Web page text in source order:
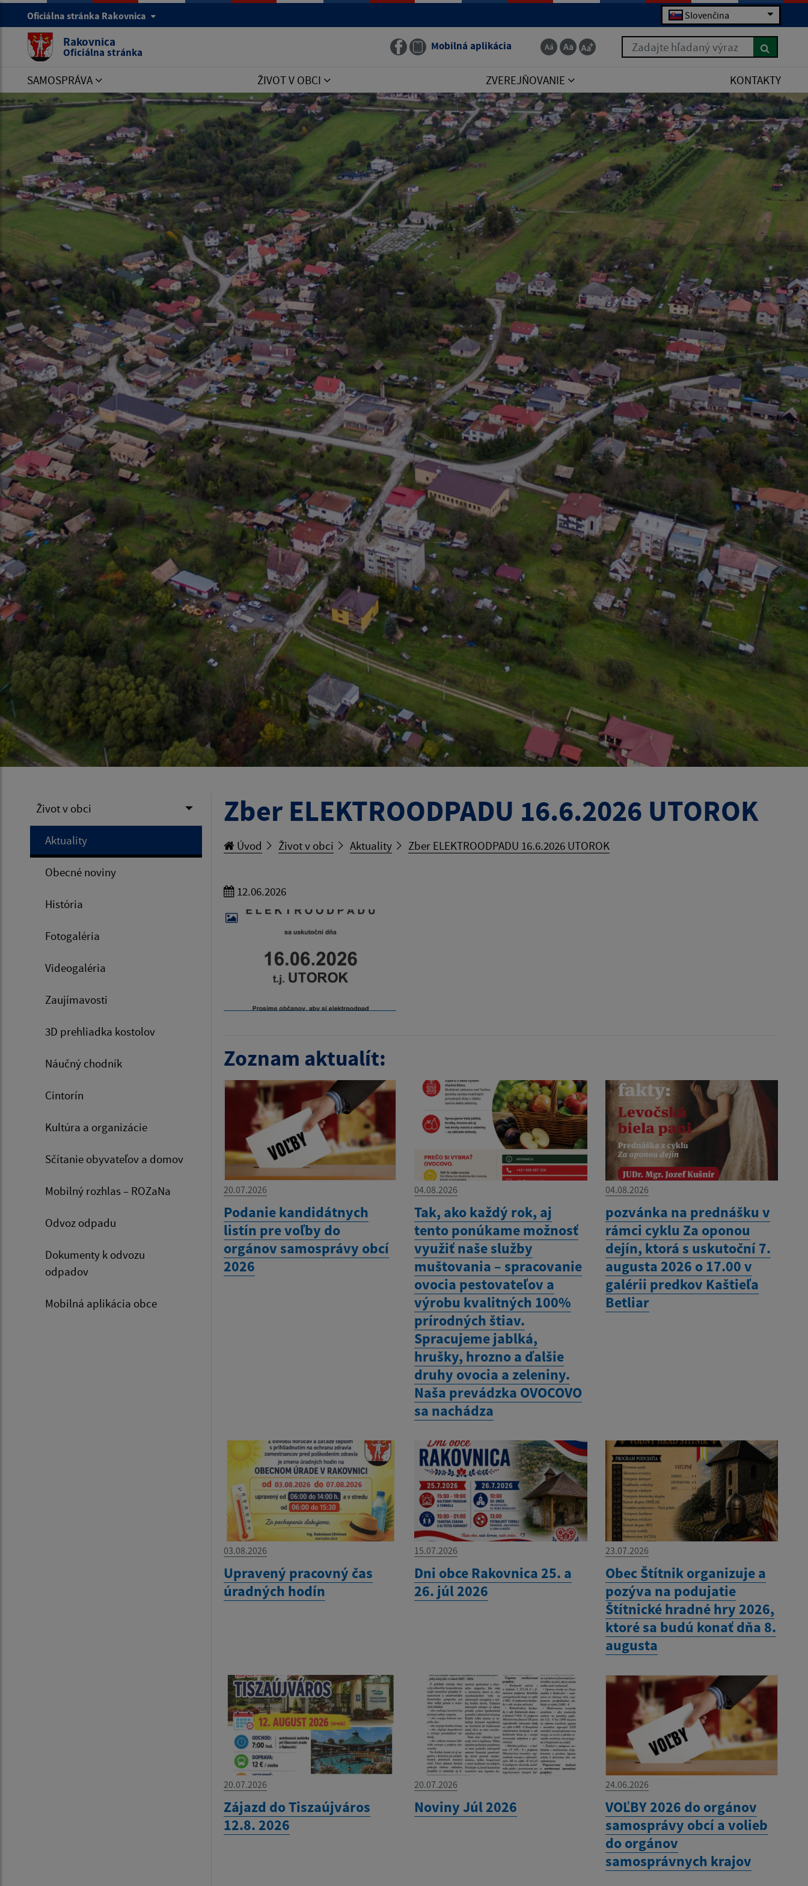
Oficiálna stránka Rakovnica Slovenčina
Rakovnica
Oficiálna stránka Mobilná aplikácia Zadajte hľadaný výraz
SAMOSPRÁVA ŽIVOT V OBCI ZVEREJŇOVANIE KONTAKTY
Život v obci
Aktuality
Obecné noviny
História
Fotogaléria
Videogaléria
Zaujímavosti
3D prehliadka kostolov
Náučný chodník
Cintorín
Kultúra a organizácie
Sčítanie obyvateľov a domov
Mobilný rozhlas – ROZaNa
Odvoz odpadu
Dokumenty k odvozu
odpadov
Mobilná aplikácia obce
Zber ELEKTROODPADU 16.6.2026 UTOROK
Úvod Život v obci Aktuality Zber ELEKTROODPADU 16.6.2026 UTOROK
12.06.2026
Zoznam aktualít:
20.07.2026
Podanie kandidátnych
listín pre voľby do
orgánov samosprávy obcí
2026
04.08.2026
Tak, ako každý rok, aj
tento ponúkame možnosť
využiť naše služby
muštovania – spracovanie
ovocia pestovateľov a
výrobu kvalitných 100%
prírodných štiav.
Spracujeme jablká,
hrušky, hrozno a ďalšie
druhy ovocia a zeleniny.
Naša prevádzka OVOCOVO
sa nachádza
04.08.2026
pozvánka na prednášku v
rámci cyklu Za oponou
dejín, ktorá s uskutoční 7.
augusta 2026 o 17.00 v
galérii predkov Kaštieľa
Betliar
03.08.2026
Upravený pracovný čas
úradných hodín
15.07.2026
Dni obce Rakovnica 25. a
26. júl 2026
23.07.2026
Obec Štítnik organizuje a
pozýva na podujatie
Štítnické hradné hry 2026,
ktoré sa budú konať dňa 8.
augusta
20.07.2026
Zájazd do Tiszaújváros
12.8. 2026
20.07.2026
Noviny Júl 2026
24.06.2026
VOĽBY 2026 do orgánov
samosprávy obcí a volieb
do orgánov
samosprávnych krajov